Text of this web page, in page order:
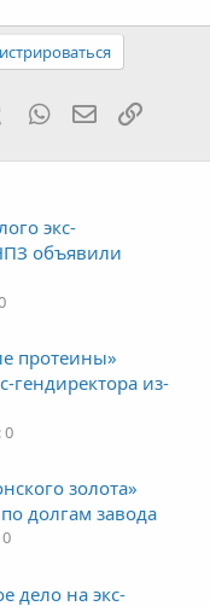
Tumblr WhatsApp Ссылка
экс-
объявили
протеины»
гендиректора из-
0
золота»
долгам завода
дело на экс-